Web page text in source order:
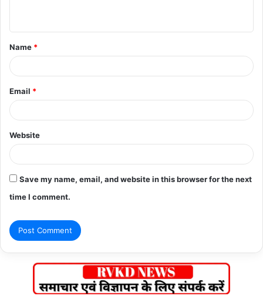
t
*
Name *
Email *
Website
Save my name, email, and website in this browser for the next
time I comment.